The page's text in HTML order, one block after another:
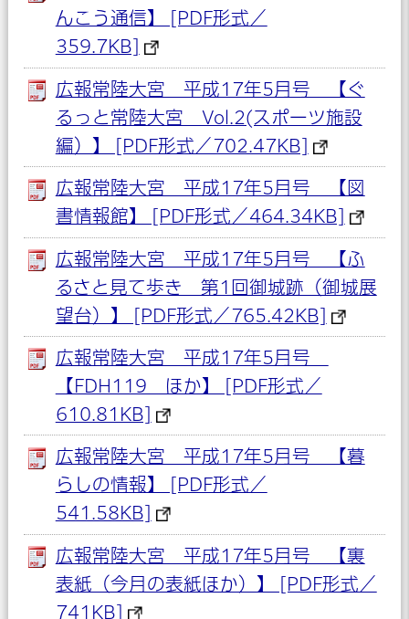
んこう通信】 [PDF形式／
359.7KB]
広報常陸大宮 平成17年5月号 【ぐ
るっと常陸大宮 Vol.2(スポーツ施設
編）】 [PDF形式／702.47KB]
広報常陸大宮 平成17年5月号 【図
書情報館】 [PDF形式／464.34KB]
広報常陸大宮 平成17年5月号 【ふ
るさと見て歩き 第1回御城跡（御城展
望台）】 [PDF形式／765.42KB]
広報常陸大宮 平成17年5月号
【FDH119 ほか】 [PDF形式／
610.81KB]
広報常陸大宮 平成17年5月号 【暮
らしの情報】 [PDF形式／
541.58KB]
広報常陸大宮 平成17年5月号 【裏
表紙（今月の表紙ほか）】 [PDF形式／
741KB]